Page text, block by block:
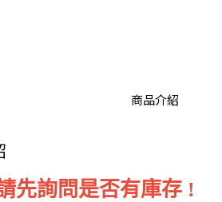
商品介紹
先詢問是否有庫存 !